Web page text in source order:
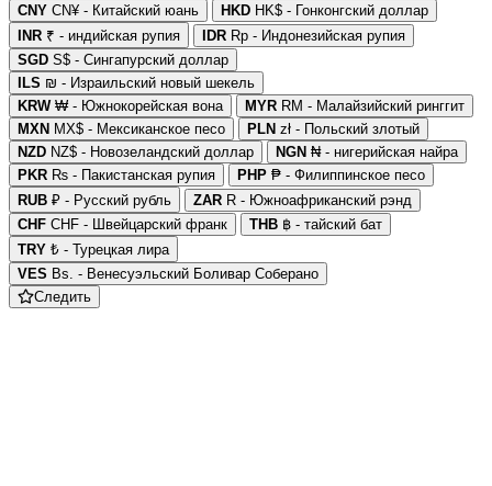
CNY CN¥ - Китайский юань HKD HK$ - Гонконгский доллар
INR ₹ - индийская рупия IDR Rp - Индонезийская рупия
SGD S$ - Сингапурский доллар
ILS ₪ - Израильский новый шекель
KRW₩ - Южнокорейская вона MYR RM - Малайзийский ринггит
MXN MX$ - Мексиканское песо PLN zł - Польский злотый
NZD NZ$ - Новозеландский доллар NGN ₦ - нигерийская найра
PKR ₨ - Пакистанская рупия PHP ₱ - Филиппинское песо
RUB ₽ - Русский рубль ZAR R - Южноафриканский рэнд
CHF CHF - Швейцарский франк THB ฿ - тайский бат
TRY ₺ - Турецкая лира
VES Bs. - Венесуэльский Боливар Соберано
Следить